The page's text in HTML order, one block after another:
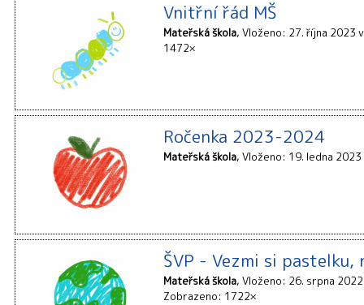
Vnitřní řád MŠ
Mateřská škola Vloženo: 27. října 2023
1472×
Ročenka 2023-2024
Mateřská škola Vloženo: 19. ledna
ŠVP - Vezmi si
Mateřská škola Vloženo: 26. srpna
Zobrazeno: 1722×